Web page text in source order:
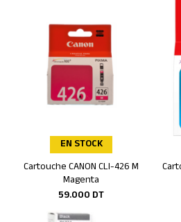
EN STOCK
Ajouter au panier
Cartouche CANON CLI-426 M
Magenta
59.000 DT